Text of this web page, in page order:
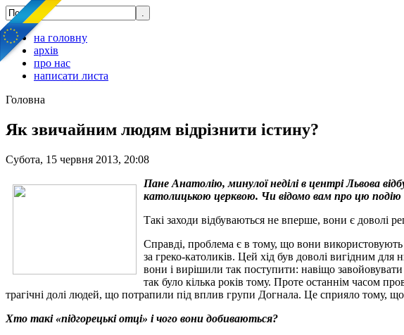
на головну
архів
про нас
написати листа
Головна
Як звичайним людям відрізнити істину?
Субота, 15 червня 2013, 20:08
Пане Анатолію, минулої неділі в центрі Львова
католицькою церквою. Чи відомо вам про цю
Такі заходи відбуваються не вперше, вони є доволі
Справді, проблема є в тому, що вони використовують
за греко-католиків. Цей хід був доволі вигідним
вони і вирішили так поступити: навіщо
так було кілька років тому. Проте останнім часом
трагічні долі людей, що потрапили під вплив групи Догнала. Це сприяло тому, що
Хто такі «підгорецькі отці» і чого вони добиваються?